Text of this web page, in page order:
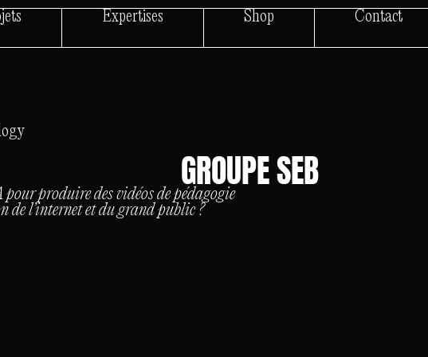
Expertises Shop Contact
GROUPE SEB
produire des vidéos de pédagogie
l’internet et du grand public ?